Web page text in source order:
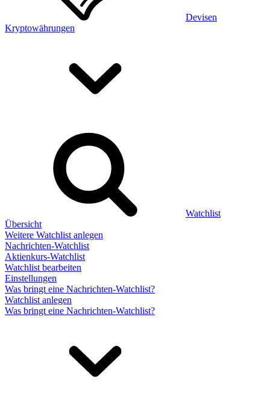
Devisen
Kryptowährungen
Watchlist
Übersicht
Weitere Watchlist anlegen
Nachrichten-Watchlist
Aktienkurs-Watchlist
Watchlist bearbeiten
Einstellungen
Was bringt eine Nachrichten-Watchlist?
Watchlist anlegen
Was bringt eine Nachrichten-Watchlist?